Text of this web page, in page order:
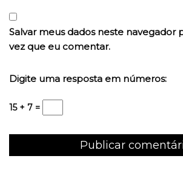
Salvar meus dados neste navegador
vez que eu comentar.
Digite uma resposta em números:
15 + 7 =